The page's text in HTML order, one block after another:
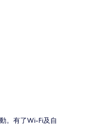
。有了Wi-Fi及自